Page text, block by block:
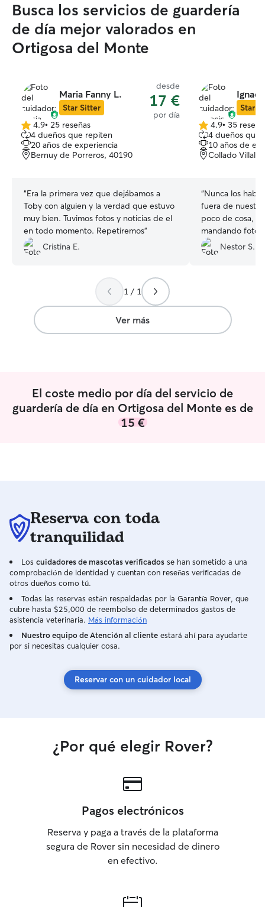
Busca los servicios de guardería
de día mejor valorados en
Ortigosa del Monte
Maria Fanny L.
Star Sitter
desde
17 €
por día
4.9
de
5
estrellas
4.9• 25 reseñas
4 dueños que repiten
20 años de experiencia
Bernuy de Porreros, 40190
“Era la primera vez que dejábamos a
Toby con alguien y la verdad que estuvo
muy bien. Tuvimos fotos y noticias de el
en todo momento. Repetiremos”
Cristina E.
Star
4.9
de
5
estrellas
4.9• 35
4 dueños que
10 años de
Collado
“Nunca los
fuera de
poco de cosa,
mandando
para poder
sin duda, si
Nestor S.
1 / 1
Ver más
El coste medio por día del servicio de
guardería de día en Ortigosa del Monte es de
15 €
Reserva con toda
tranquilidad
Los cuidadores de mascotas verificados se han sometido a una
comprobación de identidad y cuentan con reseñas verificadas de
otros dueños como tú.
Todas las reservas están respaldadas por la Garantía Rover, que
cubre hasta $25,000 de reembolso de determinados gastos de
asistencia veterinaria. Más información
Nuestro equipo de Atención al cliente estará ahí para ayudarte
por si necesitas cualquier cosa.
Reservar con un cuidador local
¿Por qué elegir Rover?
Pagos electrónicos
Reserva y paga a través de la plataforma
segura de Rover sin necesidad de dinero
en efectivo.